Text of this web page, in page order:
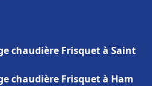
chaudière Frisquet à Saint
chaudière Frisquet à Ham